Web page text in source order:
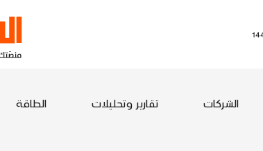
الشركات تقارير وتحليلات الطاقة